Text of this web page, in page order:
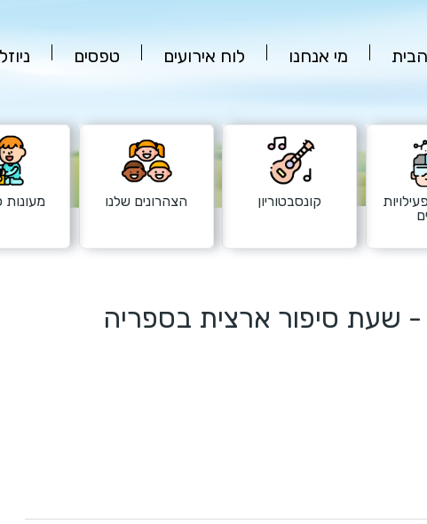
מי אנחנו לוח אירועים טפסים
קונסבטוריון הצהרונים שלנו מעונות
שעת סיפור ארצית בספריה